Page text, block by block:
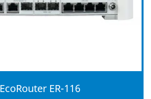
EcoRouter ER-116